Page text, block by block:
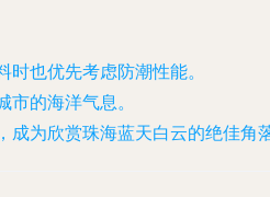
也优先考虑防潮性能。
的海洋气息。
为欣赏珠海蓝天白云的绝佳角落